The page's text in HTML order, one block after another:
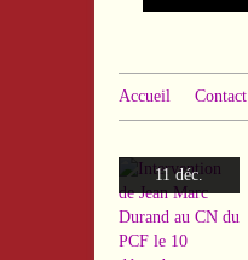
Accueil Contact
11 déc.